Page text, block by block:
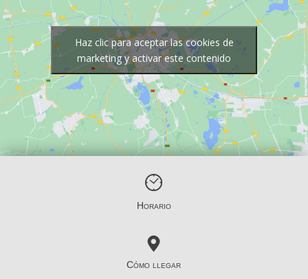
Haz clic para aceptar las cookies de
marketing y activar este contenido
Horario
Cómo llegar